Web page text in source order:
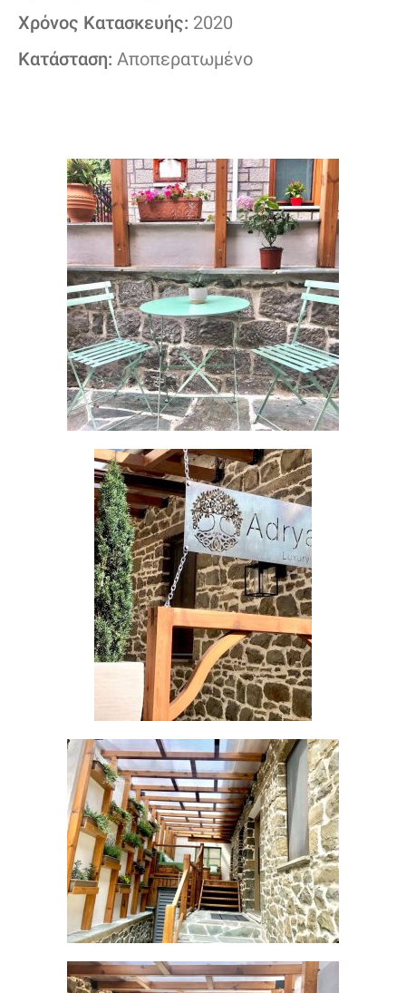
Χρόνος Κατασκευής: 2020
Κατάσταση: Αποπερατωμένο